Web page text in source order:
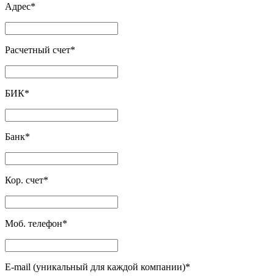
Адрес*
Расчетный счет*
БИК*
Банк*
Кор. счет*
Моб. телефон*
E-mail (уникальный для каждой компании)*